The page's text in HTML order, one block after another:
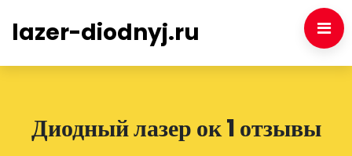
lazer-diodnyj.ru
Диодный лазер ок 1 отзывы